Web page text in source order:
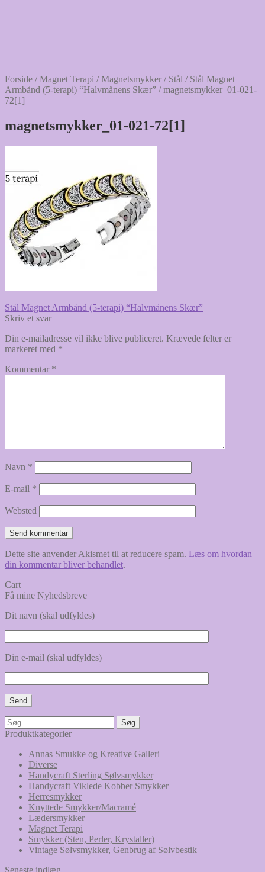
Forside /Magnet Terapi /Magnetsmykker / Stål / Stål Magnet
Armbånd (5-terapi) “Halvmånens Skær” /magnetsmykker_01-021-
72[1]
magnetsmykker_01-021-72[1]
Indlægsnavigation
Forrige
indlæg:
Stål Magnet Armbånd (5-terapi) “Halvmånens Skær”
Skriv et svar
Din e-mailadresse vil ikke blive publiceret. Krævede felter er
markeret med *
Kommentar *
Navn *
E-mail *
Websted
Dette site anvender Akismet til at reducere spam. Læs om hvordan
din kommentar bliver behandlet.
Cart
Få mine Nyhedsbreve
Dit navn (skal udfyldes)
Din e-mail (skal udfyldes)
Søg
efter:
Produktkategorier
Annas Smukke og Kreative Galleri
Diverse
Handycraft Sterling Sølvsmykker
Handycraft Viklede Kobber Smykker
Herresmykker
Knyttede Smykker/Macramé
Lædersmykker
Magnet Terapi
Smykker (Sten, Perler, Krystaller)
Vintage Sølvsmykker, Genbrug af Sølvbestik
Seneste indlæg